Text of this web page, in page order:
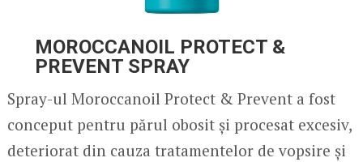
MOROCCANOIL PROTECT &
PREVENT SPRAY
Spray-ul Moroccanoil Protect & Prevent a fost
conceput pentru părul obosit și procesat excesiv,
deteriorat din cauza tratamentelor de vopsire și